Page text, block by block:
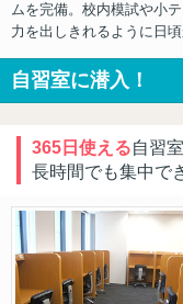
ムを完備。校内模試や小
力を出しきれるように日
自習室に潜入！
365日使える自習
長時間でも集中で